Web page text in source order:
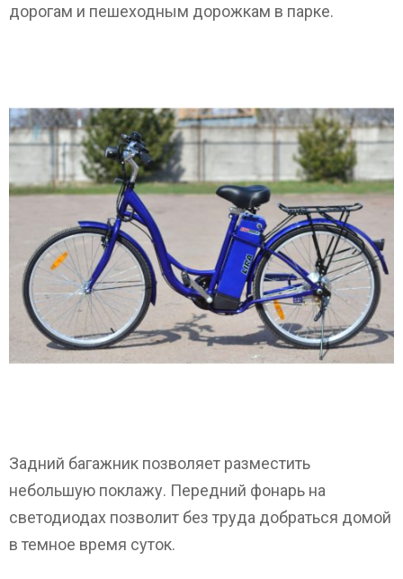
дорогам и пешеходным дорожкам в парке.
Задний багажник позволяет разместить
небольшую поклажу. Передний фонарь на
светодиодах позволит без труда добраться домой
в темное время суток.